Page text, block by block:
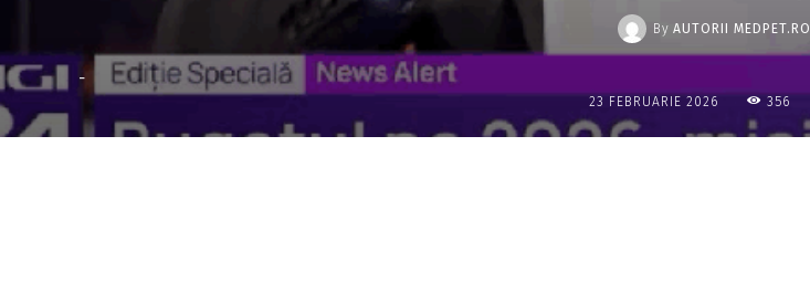
By AUTORII MEDPET.RO
-
23 FEBRUARIE 2026 356